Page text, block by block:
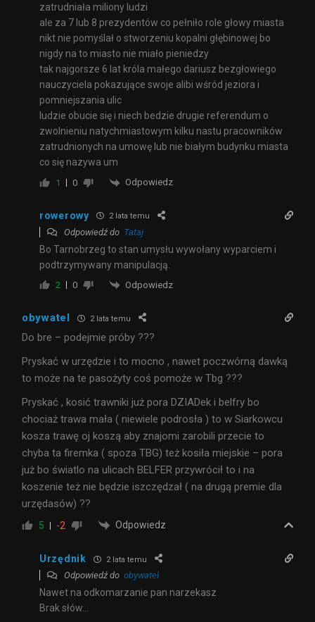
zatrudniała miliony ludzi
ale za 7 lub 8 prezydentów co pełniło role głowy miasta
nikt nie pomyślał o stworzeniu kopalni głębinowej bo
nigdy na to miasto nie miało pieniedzy
tak najgorsze 6 lat króla małego dariusz bezgłowiego
nauczyciela pokazujące swoje alibi wśród jeziora i
pomniejszania ulic
ludzie obucie się i niech bedzie drugie referendum o
zwolnieniu natychmiastowym kilku nastu pracowników
zatrudnionych na umowę lub nie białym budynku miasta
co się nazywa um
1 0 Odpowiedz
rowerowy 2 lata temu
Odpowiedź do Tataj
Bo Tarnobrzeg to stan umysłu wywołany wyparciem i
podtrzymywany manipulacją.
2 0 Odpowiedz
obywatel 2 lata temu
Do bre – podejmie próby ???
Pryskać w urzędzie i to mocno , nawet poczwórną dawką
to może na te pasożyty coś pomoże w Tbg ???
Pryskać , kosić trawniki już pora DZIADek i belfry bo
chociaż trawa mała ( niewiele podrosła ) to w Siarkowcu
kosza trawę oj koszą aby znajomi zarobili przecie to
chyba ta firemka ( spoza TBG) też kosiła miejskie – pora
już bo światlo na ulicach BELFER przywrócił to i na
koszenie też nie będzie iszczędzał ( na drugą premie dla
urzędasów) ??
5 -2 Odpowiedz
Urzędnik 2 lata temu
Odpowiedź do obywatel
Nawet na odkomarzanie pan narzekasz
Brak słów…